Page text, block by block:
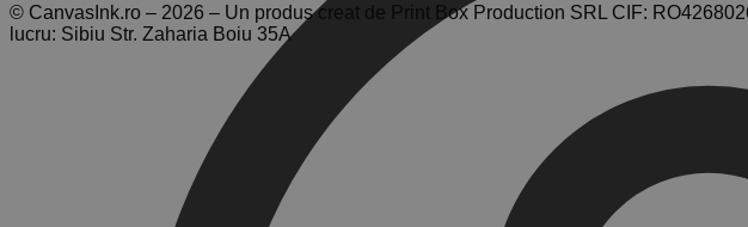
© CanvasInk.ro – 2026 – Un produs creat de Print Box Production SRL CIF:
lucru: Sibiu Str. Zaharia Boiu 35A